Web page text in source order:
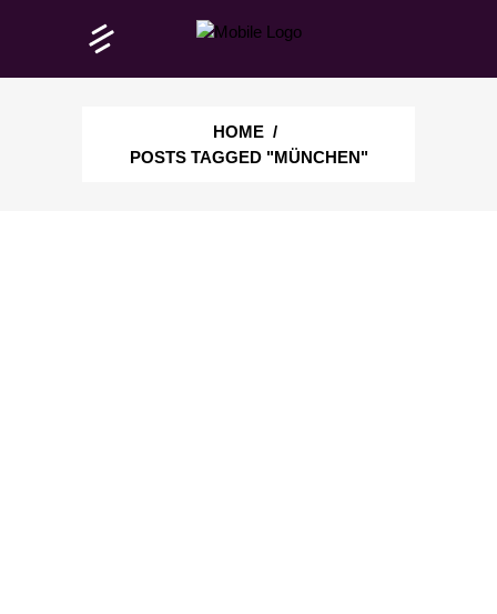
HOME /
POSTS TAGGED "MÜNCHEN"